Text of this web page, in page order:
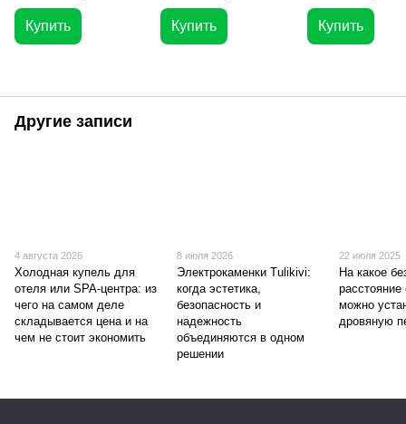
Купить Купить Купить
Другие записи
4 августа 2026
Холодная купель для
отеля или SPA-центра: из
чего на самом деле
складывается цена и на
чем не стоит экономить
8 июля 2026
Электрокаменки Tulikivi:
когда эстетика,
безопасность и
надежность
объединяются в одном
решении
22 июля 2025
На какое
расстояние
можно
дровяную